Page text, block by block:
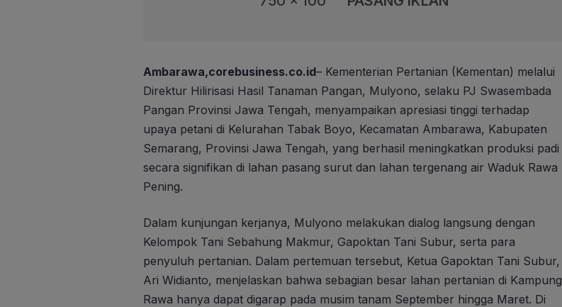
Ambarawa,corebusiness.co.id– Kementerian Pertanian (Kementan) melalui
Direktur Hilirisasi Hasil Tanaman Pangan, Mulyono, selaku PJ Swasembada
Pangan Provinsi Jawa Tengah, menyampaikan apresiasi tinggi terhadap
upaya petani di Kelurahan Tabak Boyo, Kecamatan Ambarawa, Kabupaten
Semarang, Provinsi Jawa Tengah, yang berhasil meningkatkan produksi padi
secara signifikan di lahan pasang surut dan lahan tergenang air Waduk Rawa
Pening.
Dalam kunjungan kerjanya, Mulyono melakukan dialog langsung dengan
Kelompok Tani Sebahung Makmur, Gapoktan Tani Subur, serta para
penyuluh pertanian. Dalam pertemuan tersebut, Ketua Gapoktan Tani Subur,
Ari Widianto, menjelaskan bahwa sebagian besar lahan pertanian di Kampung
Rawa hanya dapat digarap pada musim tanam September hingga Maret. Di